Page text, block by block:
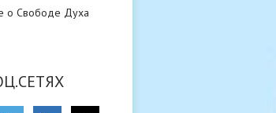
о Свободе Духа